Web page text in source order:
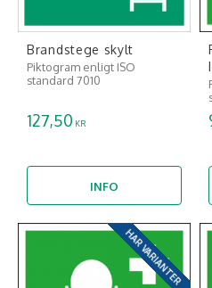
Brandstege skylt
Piktogram enligt ISO
standard 7010
127,50 KR
INFO
HAR VARIANTER